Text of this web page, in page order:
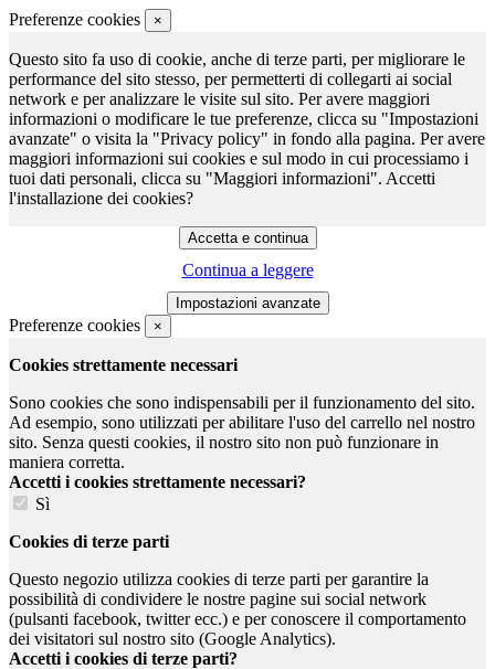
Preferenze cookies ×
Questo sito fa uso di cookie, anche di terze parti, per migliorare le
performance del sito stesso, per permetterti di collegarti ai social
network e per analizzare le visite sul sito. Per avere maggiori
informazioni o modificare le tue preferenze, clicca su "Impostazioni
avanzate" o visita la "Privacy policy" in fondo alla pagina. Per avere
maggiori informazioni sui cookies e sul modo in cui processiamo i
tuoi dati personali, clicca su "Maggiori informazioni". Accetti
l'installazione dei cookies?
Continua a leggere
Preferenze cookies ×
Cookies strettamente necessari
Sono cookies che sono indispensabili per il funzionamento del sito.
Ad esempio, sono utilizzati per abilitare l'uso del carrello nel nostro
sito. Senza questi cookies, il nostro sito non può funzionare in
maniera corretta.
Accetti i cookies strettamente necessari?
Sì
Cookies di terze parti
Questo negozio utilizza cookies di terze parti per garantire la
possibilità di condividere le nostre pagine sui social network
(pulsanti facebook, twitter ecc.) e per conoscere il comportamento
dei visitatori sul nostro sito (Google Analytics).
Accetti i cookies di terze parti?